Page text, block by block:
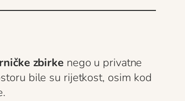
zbirkenego u privatne
bile su rijetkost, osim kod